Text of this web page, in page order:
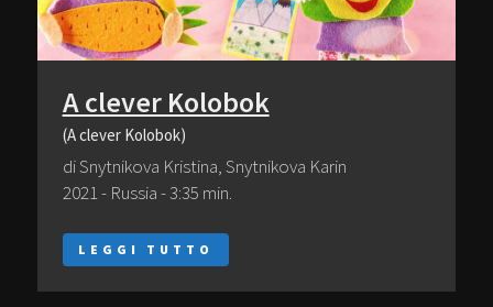
A clever Kolobok
(A clever Kolobok)
di Snytnikova Kristina, Snytnikova Karin
2021 - Russia - 3:35 min.
LEGGI TUTTO